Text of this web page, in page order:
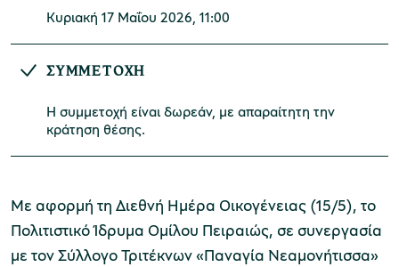
Μουσείο Πλινθοκεραμοποιίας N. & Σ.
Κυριακή 17 Μαΐου 2026, 11:00
ΣΥΜΜΕΤΟΧΗ
​Η συμμετοχή είναι δωρεάν, με απαραίτητη την
κράτηση θέσης.
Με αφορμή τη Διεθνή Ημέρα Οικογένειας (15/5), το
Πολιτιστικό Ίδρυμα Ομίλου Πειραιώς, σε συνεργασία
με τον Σύλλογο Τριτέκνων «Παναγία Νεαμονήτισσα»